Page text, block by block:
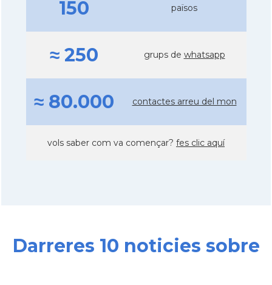
150 països
≈ 250 grups de whatsapp
≈ 80.000 contactes arreu del mon
vols saber com va començar? fes clic aquí
Darreres 10 noticies sobre